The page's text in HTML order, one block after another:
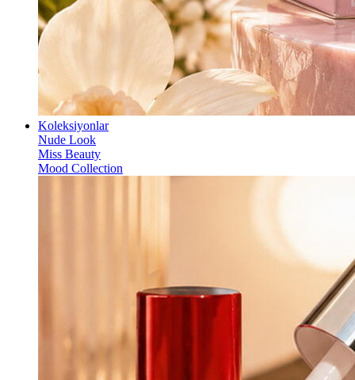
Koleksiyonlar
Nude Look
Miss Beauty
Mood Collection